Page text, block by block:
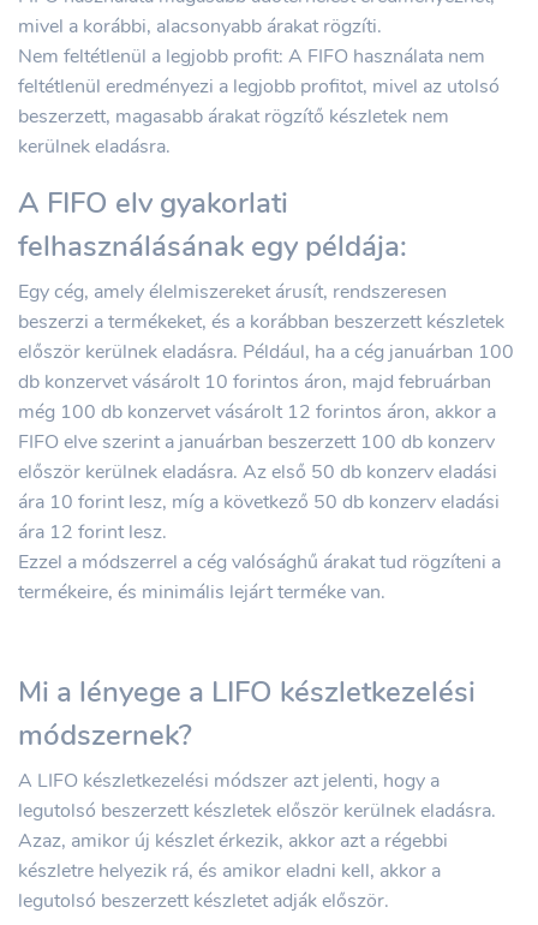
mivel a korábbi, alacsonyabb árakat rögzíti.
Nem feltétlenül a legjobb profit: A FIFO használata nem
feltétlenül eredményezi a legjobb profitot, mivel az utolsó
beszerzett, magasabb árakat rögzítő készletek nem
kerülnek eladásra.
A FIFO elv gyakorlati
felhasználásának egy példája:
Egy cég, amely élelmiszereket árusít, rendszeresen
beszerzi a termékeket, és a korábban beszerzett készletek
először kerülnek eladásra. Például, ha a cég januárban 100
db konzervet vásárolt 10 forintos áron, majd februárban
még 100 db konzervet vásárolt 12 forintos áron, akkor a
FIFO elve szerint a januárban beszerzett 100 db konzerv
először kerülnek eladásra. Az első 50 db konzerv eladási
ára 10 forint lesz, míg a következő 50 db konzerv eladási
ára 12 forint lesz.
Ezzel a módszerrel a cég valósághű árakat tud rögzíteni a
termékeire, és minimális lejárt terméke van.
Mi a lényege a LIFO készletkezelési
módszernek?
A LIFO készletkezelési módszer azt jelenti, hogy a
legutolsó beszerzett készletek először kerülnek eladásra.
Azaz, amikor új készlet érkezik, akkor azt a régebbi
készletre helyezik rá, és amikor eladni kell, akkor a
legutolsó beszerzett készletet adják először.